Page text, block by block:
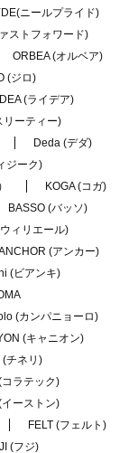
ニールプライド)
ストフォワード)
ORBEA (オルベア)
(ジロ)
(ライデア)
リーティー)
Deda (デダ)
ジーク)
KOGA (コガ)
BASSO (バッソ)
ィリエール)
(アンカー)
(ビアンキ)
(カンパニョーロ)
(キャニオン)
チネリ)
ラテック)
イーストン)
FELT (フェルト)
(フジ)